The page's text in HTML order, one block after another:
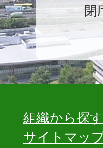
閉
組織から探す
サイトマッ